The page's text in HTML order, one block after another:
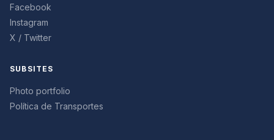
Facebook
Instagram
X / Twitter
SUBSITES
Photo portfolio
Política de Transportes